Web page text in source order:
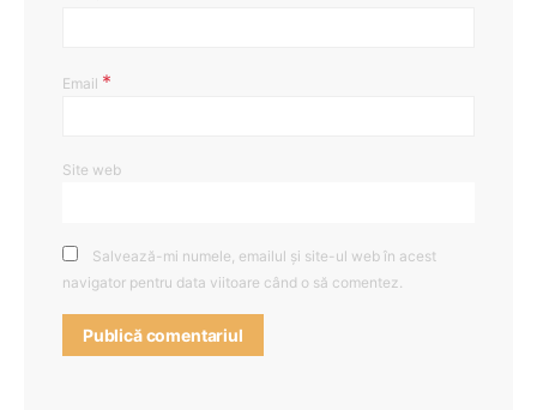
Email *
Site web
Salvează-mi numele, emailul și site-ul web în acest
navigator pentru data viitoare când o să comentez.